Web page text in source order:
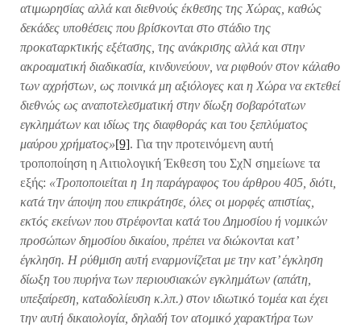
ατιμωρησίας αλλά και διεθνούς έκθεσης της Χώρας, καθώς
δεκάδες υποθέσεις που βρίσκονται στο στάδιο της
προκαταρκτικής εξέτασης, της ανάκρισης αλλά και στην
ακροαματική διαδικασία, κινδυνεύουν, να ριφθούν στον κάλαθο
των αχρήστων, ως ποινικά μη αξιόλογες και η Χώρα να εκτεθεί
διεθνώς ως αναποτελεσματική στην δίωξη σοβαρότατων
εγκλημάτων και ιδίως της διαφθοράς και του ξεπλύματος
μαύρου χρήματος»[9]. Για την προτεινόμενη αυτή
τροποποίηση η Αιτιολογική Έκθεση του ΣχΝ σημείωνε τα
εξής: «Τροποποιείται η 1η παράγραφος του άρθρου 405, διότι,
κατά την άποψη που επικράτησε, όλες οι μορφές απιστίας,
εκτός εκείνων που στρέφονται κατά του Δημοσίου ή νομικών
προσώπων δημοσίου δικαίου, πρέπει να διώκονται κατ’
έγκληση. H ρύθμιση αυτή εναρμονίζεται με την κατ’ έγκληση
δίωξη του πυρήνα των περιουσιακών εγκλημάτων (απάτη,
υπεξαίρεση, καταδολίευση κ.λπ.) στον ιδιωτικό τομέα και έχει
την αυτή δικαιολογία, δηλαδή τον ατομικό χαρακτήρα των